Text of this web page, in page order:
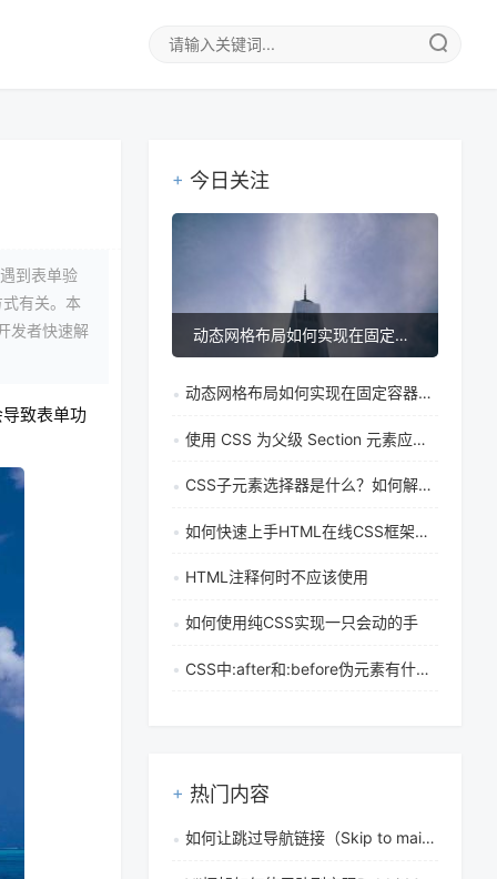
到表单验
有关。本
发者快速解
致表单功
今日关注
动态网格布局如何实现在固定容器中让单元格自适应调整
动态网格布局如何实现在固定容器中让单元格自适应调整
使用 CSS 为父级 Section 元素应用奇偶逻辑
CSS子元素选择器是什么？如何解决特定元素样式覆盖问题
如何快速上手HTML在线CSS框架和前端UI库？
HTML注释何时不应该使用
如何使用纯CSS实现一只会动的手
CSS中:after和:before伪元素有什么作用，具体该如何使用
热门内容
如何让跳过导航链接（Skip to main content）被屏幕阅读器识别？